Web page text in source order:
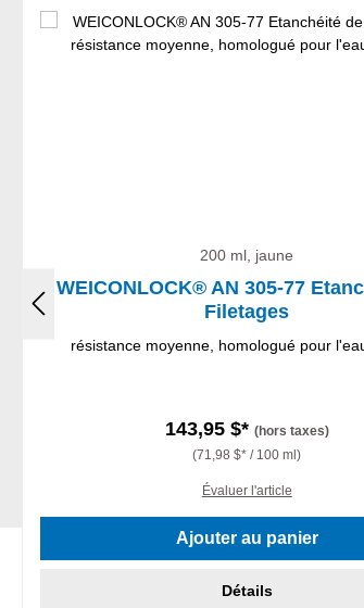
200 ml, jaune
WEICONLOCK® AN 305-77
Filetages
résistance moyenne, homologué pour
143,95 $* (hors taxes)
(71,98 $* / 100 ml)
Évaluer l'article
Ajouter au panier
Détails